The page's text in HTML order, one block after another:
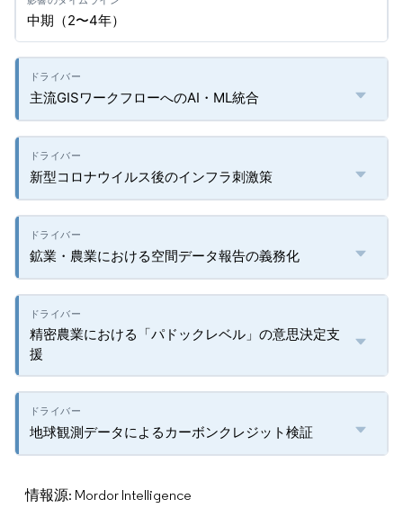
中期（2〜4年）
主流GISワークフローへのAI・ML統合
新型コロナウイルス後のインフラ刺激策
鉱業・農業における空間データ報告の義務化
精密農業における「パドックレベル」の意思決定支
援
地球観測データによるカーボンクレジット検証
情報源: Mordor Intelligence